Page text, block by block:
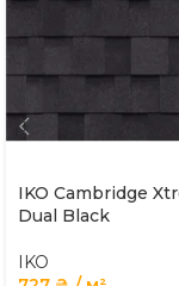
IKO Cambridge
Dual Black
IKO